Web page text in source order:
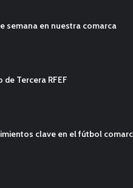
semana en nuestra comarca
Tercera RFEF
clave en el fútbol